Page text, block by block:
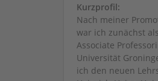
Kurzprofil:
Nach meiner
war ich zunächst
Associate
Universität
ich den neuen